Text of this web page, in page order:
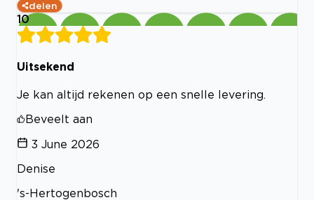
delen
10
Uitsekend
Je kan altijd rekenen op een snelle levering.
Beveelt aan
3 June 2026
Denise
's-Hertogenbosch